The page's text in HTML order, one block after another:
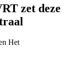
zet deze
Het